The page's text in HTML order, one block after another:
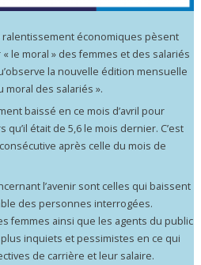
ralentissement économiques pèsent
le moral » des femmes et des salariés
la nouvelle édition mensuelle
moral des salariés ».
baissé en ce mois d’avril pour
qu’il était de 5,6 le mois dernier. C’est
après celle du mois de
l’avenir sont celles qui baissent
des personnes interrogées.
femmes ainsi que les agents du public
inquiets et pessimistes en ce qui
de carrière et leur salaire.